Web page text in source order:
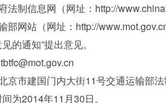
制信息网（网址：http://
网站（网址：http://
的通知”提出意见。
市建国门内大街11号交通运输部法
2014年11月30日。